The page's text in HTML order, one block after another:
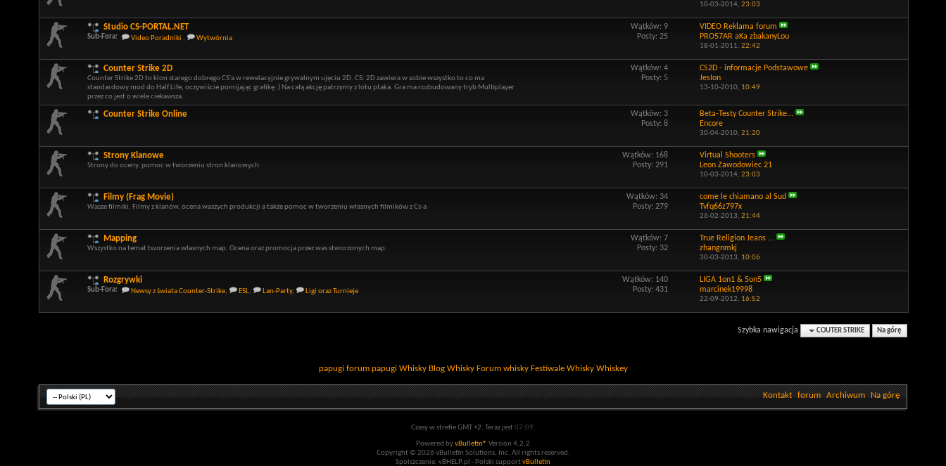
10-03-2014, 23:03
Studio CS-PORTAL.NET
Sub-Fora: Video Poradniki , Wytwórnia
Wątków: 9
Posty: 25
VIDEO Reklama forum
PRO57AR aKa zbakanyLou
18-01-2011, 22:42
Counter Strike 2D
Counter Strike 2D to klon starego dobrego CS'a w rewelacyjnie grywalnym ujęciu 2D. CS: 2D zawiera w sobie wszystko to co ma
standardowy mod do Half Life, oczywiście pomijając grafikę :) Na całą akcję patrzymy z lotu ptaka. Gra ma rozbudowany tryb Multiplayer
przez co jest o wiele ciekawsza.
Wątków: 4
Posty: 5
CS2D - informacje Podstawowe
JesIon
13-10-2010, 10:49
Counter Strike Online
Wątków: 3
Posty: 8
Beta-Testy Counter Strike...
Encore
30-04-2010, 21:20
Strony Klanowe
Strony do oceny, pomoc w tworzeniu stron klanowych.
Wątków: 168
Posty: 291
Virtual Shooters
Leon Zawodowiec 21
10-03-2014, 23:03
Filmy (Frag Movie)
Wasze filmiki, Filmy z klanów, ocena waszych produkcji a także pomoc w tworzeniu własnych filmików z Cs-a
Wątków: 34
Posty: 279
come le chiamano al Sud
Tvfq66z797x
26-02-2013, 21:44
Mapping
Wszystko na temat tworzenia własnych map. Ocena oraz promocja przez was stworzonych map.
Wątków: 7
Posty: 32
True Religion Jeans ...
zhangnmkj
30-03-2013, 10:06
Rozgrywki
Sub-Fora: Newsy z świata Counter-Strike, ESL, Lan-Party, Ligi oraz Turnieje
Wątków: 140
Posty: 431
LIGA 1on1 & 5on5
marcinek19998
22-09-2012, 16:52
Szybka nawigacja COUTER STRIKE Na górę
papugi forum papugi Whisky Blog Whisky Forum whisky Festiwale Whisky Whiskey
Kontakt forum Archiwum Na górę
Czasy w strefie GMT +2. Teraz jest07:09.
Powered byvBulletin® Version 4.2.2
Copyright © 2026 vBulletin Solutions, Inc. All rights reserved.
Spolszczenie: vBHELP.pl - Polski supportvBulletin